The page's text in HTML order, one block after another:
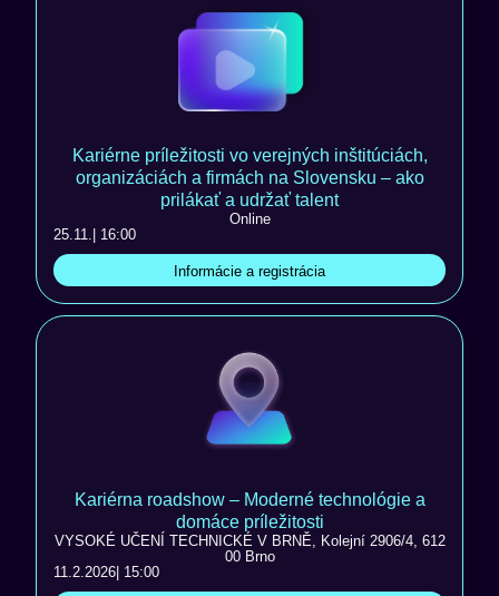
Kariérne príležitosti vo verejných inštitúciách,
organizáciách a firmách na Slovensku – ako
prilákať a udržať talent
Online
25.11. | 16:00
Informácie a registrácia
Kariérna roadshow – Moderné technológie a
domáce príležitosti
VYSOKÉ UČENÍ TECHNICKÉ V BRNĚ, Kolejní 2906/4, 612
00 Brno
11.2.2026 | 15:00